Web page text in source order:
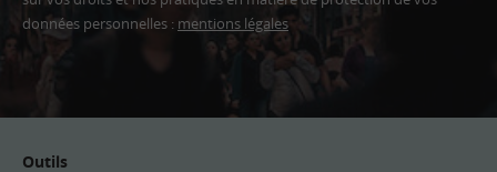
données personnelles : mentions légales
Outils